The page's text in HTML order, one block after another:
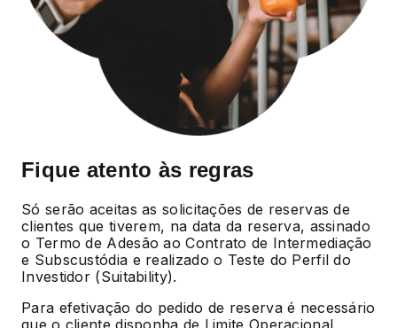
Fique atento às regras
Só serão aceitas as solicitações de reservas de
clientes que tiverem, na data da reserva, assinado
o Termo de Adesão ao Contrato de Intermediação
e Subscustódia e realizado o Teste do Perfil do
Investidor (Suitability).
Para efetivação do pedido de reserva é necessário